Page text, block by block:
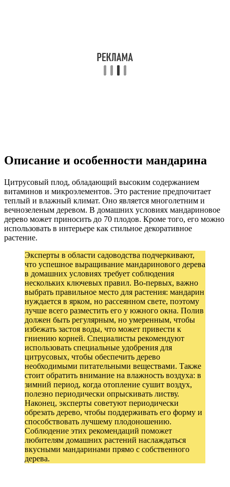
Описание и особенности мандарина
Цитрусовый плод, обладающий высоким содержанием
витаминов и микроэлементов. Это растение предпочитает
теплый и влажный климат. Оно является многолетним и
вечнозеленым деревом. В домашних условиях мандариновое
дерево может приносить до 70 плодов. Кроме того, его можно
использовать в интерьере как стильное декоративное
растение.
Эксперты в области садоводства подчеркивают,
что успешное выращивание мандаринового дерева
в домашних условиях требует соблюдения
нескольких ключевых правил. Во-первых, важно
выбрать правильное место для растения: мандарин
нуждается в ярком, но рассеянном свете, поэтому
лучше всего разместить его у южного окна. Полив
должен быть регулярным, но умеренным, чтобы
избежать застоя воды, что может привести к
гниению корней. Специалисты рекомендуют
использовать специальные удобрения для
цитрусовых, чтобы обеспечить дерево
необходимыми питательными веществами. Также
стоит обратить внимание на влажность воздуха: в
зимний период, когда отопление сушит воздух,
полезно периодически опрыскивать листву.
Наконец, эксперты советуют периодически
обрезать дерево, чтобы поддерживать его форму и
способствовать лучшему плодоношению.
Соблюдение этих рекомендаций поможет
любителям домашних растений наслаждаться
вкусными мандаринами прямо с собственного
дерева.